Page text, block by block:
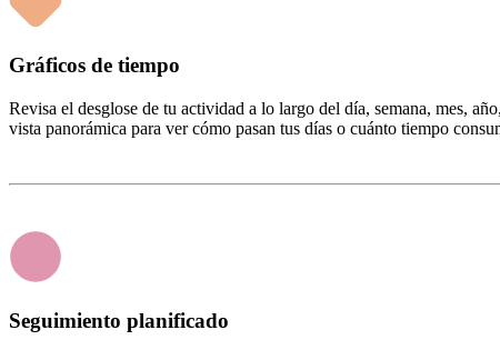
Gráficos de tiempo
Revisa el desglose de tu actividad a lo largo del día, semana, mes,
vista panorámica para ver cómo pasan tus días o cuánto tiempo
Seguimiento planificado